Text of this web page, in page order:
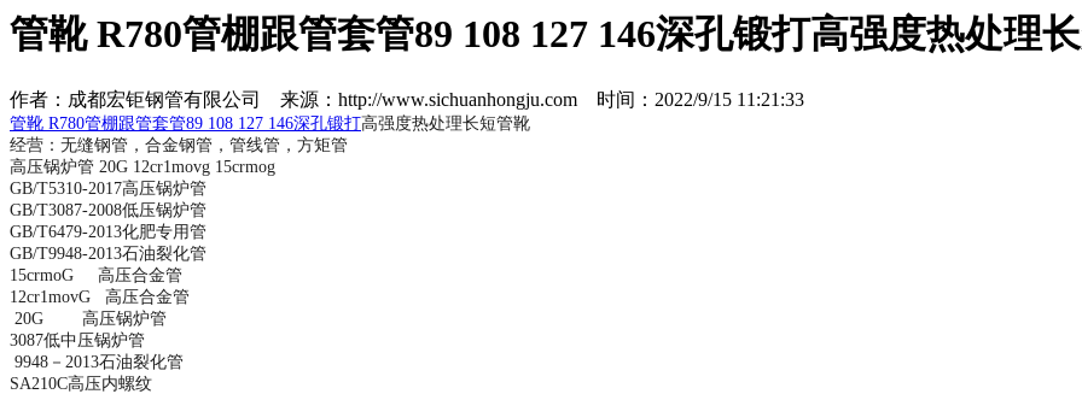
管靴 R780管棚跟管套管89 108 127 146深孔锻打高强度热处理
作者：成都宏钜钢管有限公司 来源：http://www.sichuanhongju.com 时间：2022/9/15 11:21:33
管靴 R780管棚跟管套管89 108 127 146深孔锻打高强度热处理长短管靴
经营：无缝钢管，合金钢管，管线管，方矩管
高压锅炉管 20G 12cr1movg 15crmog
GB/T5310-2017高压锅炉管
GB/T3087-2008低压锅炉管
GB/T6479-2013化肥专用管
GB/T9948-2013石油裂化管
15crmoG 高压合金管
12cr1movG 高压合金管
20G 高压锅炉管
3087低中压锅炉管
9948－2013石油裂化管
SA210C高压内螺纹